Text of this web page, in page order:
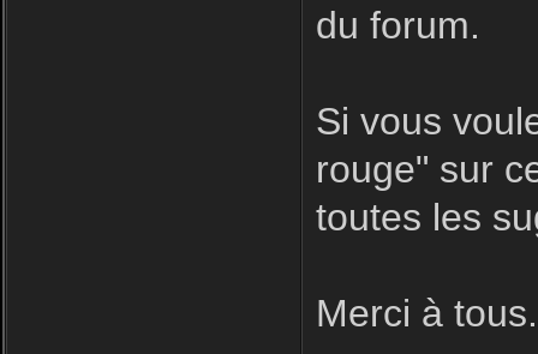
du forum.
Si vous
rouge" sur
toutes les
Merci à